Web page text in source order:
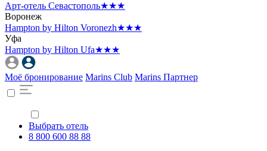
Арт-отель Севастополь★★★
Воронеж
Hampton by Hilton Voronezh★★★
Уфа
Hampton by Hilton Ufa★★★
Моё бронирование Marins Club Marins Партнер
Выбрать отель
8 800 600 88 88